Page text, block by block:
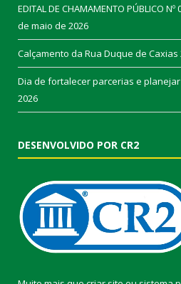
EDITAL DE CHAMAMENTO PÚBLICO
de maio de 2026
Calçamento da Rua Duque de Caxias
Dia de fortalecer parcerias e
2026
DESENVOLVIDO POR CR2